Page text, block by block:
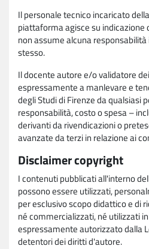
Il personale tecnico incaricato
piattaforma agisce su indicazione
non assume alcuna
stesso.
Il docente autore e/o validatore
espressamente a manlevare e
degli Studi di Firenze da qualsiasi
responsabilità, costo o spesa –
derivanti da rivendicazioni o
avanzate da terzi in relazione ai
Disclaimer copyright
I contenuti pubblicati all'interno
possono essere utilizzati,
per esclusivo scopo didattico e di
né commercializzati, né utilizzati
espressamente autorizzato dalla
detentori dei diritti d'autore.